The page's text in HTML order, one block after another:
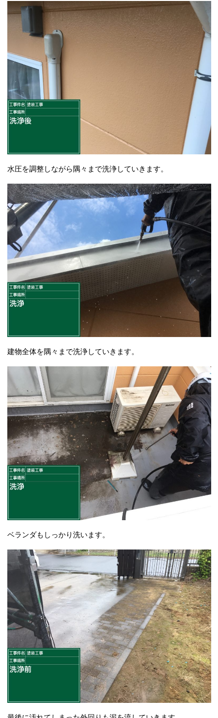
水圧を調整しながら隅々まで洗浄していきます。
建物全体を隅々まで洗浄していきます。
ベランダもしっかり洗います。